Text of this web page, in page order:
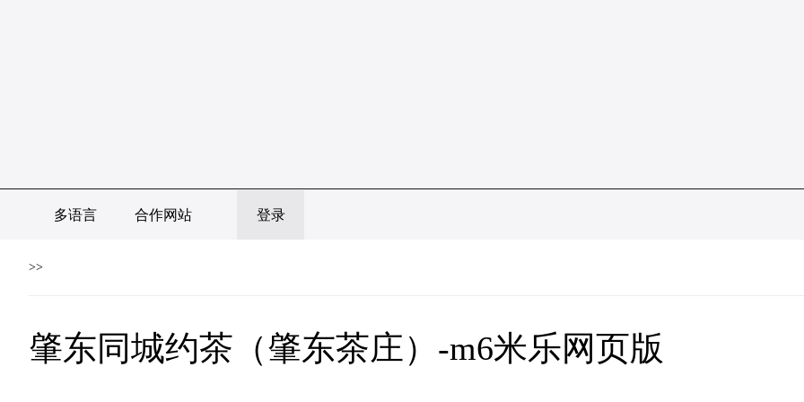
多语言 合作网站 登录
>>
肇东同城约茶（肇东茶庄）-m6米乐网页版